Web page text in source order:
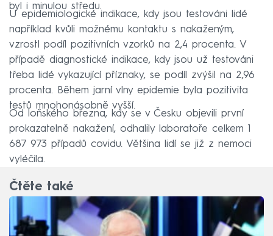
byl i minulou středu.
U epidemiologické indikace, kdy jsou testováni lidé
například kvůli možnému kontaktu s nakaženým,
vzrostl podíl pozitivních vzorků na 2,4 procenta. V
případě diagnostické indikace, kdy jsou už testováni
třeba lidé vykazující příznaky, se podíl zvýšil na 2,96
procenta. Během jarní vlny epidemie byla pozitivita
testů mnohonásobně vyšší.
Od loňského března, kdy se v Česku objevili první
prokazatelně nakažení, odhalily laboratoře celkem 1
687 973 případů covidu. Většina lidí se již z nemoci
vyléčila.
Čtěte také